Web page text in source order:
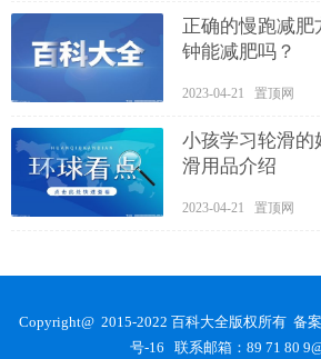
正确的慢跑减肥
钟能减肥吗？
2023-04-21 置顶网
小孩学习轮滑的
滑用品介绍
2023-04-21 置顶网
Copyright@ 2015-2022 百科大全版权所有 备案
号-16 联系邮箱：89 71 80